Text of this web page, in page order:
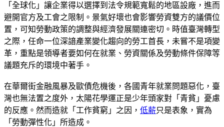
「全球化」讓企業得以選擇到法令規範寬鬆的地區設廠，進而
避開官方及工會之限制。景氣好壞也會影響勞資雙方的議價位
置，可知勞動政策的調整與經濟發展關連密切。時值臺灣轉型
之際，任命一位深諳產業變化趨向的勞工首長，未嘗不是項變
革，重點是領導者要如何在就業、勞資關係及勞動條件保障等
議題充斥的環境中著手。
在華爾街金融風暴及歐債危機後，各國青年就業問題惡化，臺
灣也無法置之度外，太陽花學運正是少年頭家對「青貧」憂慮
的反應。然而造就「工作貧窮」之因， 低薪只是表象，實為
「勞動彈性化」所造成。